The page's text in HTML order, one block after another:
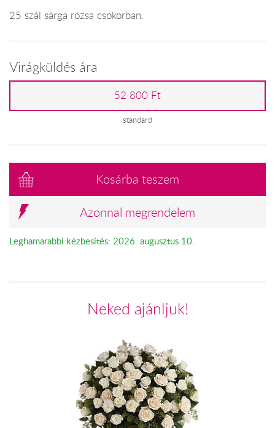
25 szál sárga rózsa csokorban.
Virágküldés ára
52 800 Ft
standard
Kosárba teszem
Azonnal megrendelem
Leghamarabbi kézbesítés: 2026. augusztus 10.
Neked ajánljuk!